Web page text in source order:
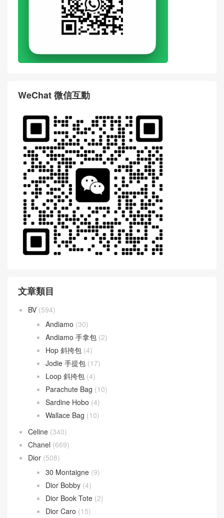
WeChat 微信互動
文章類目
BV (594)
Andiamo (30)
Andiamo 手拿包 (2)
Hop 斜挎包 (4)
Jodie 手提包 (17)
Loop 斜挎包 (4)
Parachute Bag (10)
Sardine Hobo (4)
Wallace Bag (10)
Celine (340)
Chanel (669)
Dior (508)
30 Montaigne (9)
Dior Bobby (4)
Dior Book Tote (2)
Dior Caro (15)